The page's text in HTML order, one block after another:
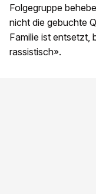
Folgegruppe
nicht die gebuchte
Familie ist entsetzt,
rassistisch».